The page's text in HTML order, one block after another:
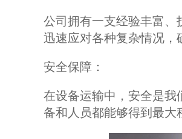
公司拥有一支经验丰富、
迅速应对各种复杂情况，
安全保障：
在设备运输中，安全是我
备和人员都能够得到最大